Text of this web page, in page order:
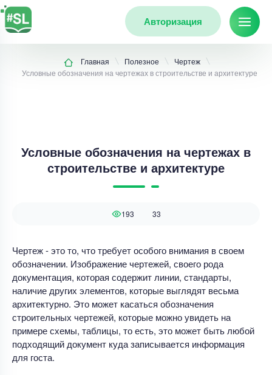
Авторизация
Главная Полезное
Чертеж
Условные обозначения на чертежах в строительстве и архитектуре
Условные обозначения на чертежах в
строительстве и архитектуре
193 33
Чертеж - это то, что требует особого внимания в своем
обозначении. Изображение чертежей, своего рода
документация, которая содержит линии, стандарты,
наличие других элементов, которые выглядят весьма
архитектурно. Это может касаться обозначения
строительных чертежей, которые можно увидеть на
примере схемы, таблицы, то есть, это может быть любой
подходящий документ куда записывается информация
для госта.